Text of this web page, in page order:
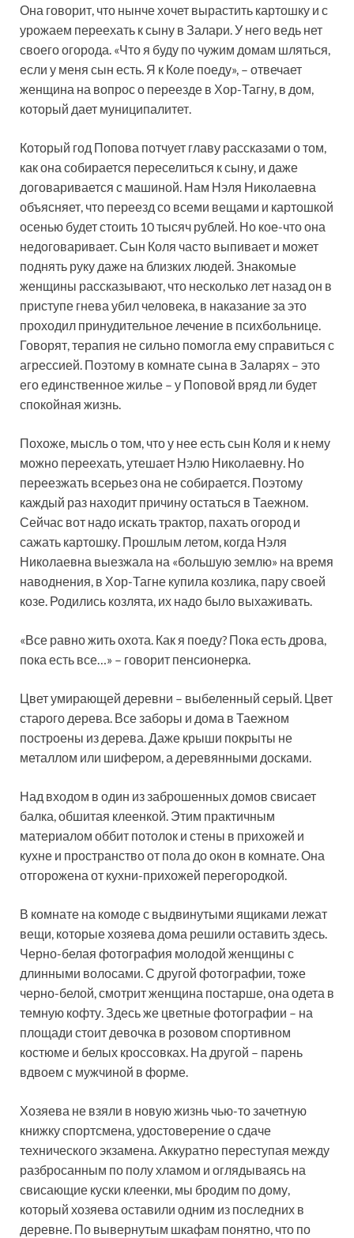
Она говорит, что нынче хочет вырастить картошку и с
урожаем переехать к сыну в Залари. У него ведь нет
своего огорода. «Что я буду по чужим домам шляться,
если у меня сын есть. Я к Коле поеду», – отвечает
женщина на вопрос о переезде в Хор-Тагну, в дом,
который дает муниципалитет.
Который год Попова потчует главу рассказами о том,
как она собирается переселиться к сыну, и даже
договаривается с машиной. Нам Нэля Николаевна
объясняет, что переезд со всеми вещами и картошкой
осенью будет стоить 10 тысяч рублей. Но кое-что она
недоговаривает. Сын Коля часто выпивает и может
поднять руку даже на близких людей. Знакомые
женщины рассказывают, что несколько лет назад он в
приступе гнева убил человека, в наказание за это
проходил принудительное лечение в психбольнице.
Говорят, терапия не сильно помогла ему справиться с
агрессией. Поэтому в комнате сына в Заларях – это
его единственное жилье – у Поповой вряд ли будет
спокойная жизнь.
Похоже, мысль о том, что у нее есть сын Коля и к нему
можно переехать, утешает Нэлю Николаевну. Но
переезжать всерьез она не собирается. Поэтому
каждый раз находит причину остаться в Таежном.
Сейчас вот надо искать трактор, пахать огород и
сажать картошку. Прошлым летом, когда Нэля
Николаевна выезжала на «большую землю» на время
наводнения, в Хор-Тагне купила козлика, пару своей
козе. Родились козлята, их надо было выхаживать.
«Все равно жить охота. Как я поеду? Пока есть дрова,
пока есть все…» – говорит пенсионерка.
Цвет умирающей деревни – выбеленный серый. Цвет
старого дерева. Все заборы и дома в Таежном
построены из дерева. Даже крыши покрыты не
металлом или шифером, а деревянными досками.
Над входом в один из заброшенных домов свисает
балка, обшитая клеенкой. Этим практичным
материалом оббит потолок и стены в прихожей и
кухне и пространство от пола до окон в комнате. Она
отгорожена от кухни-прихожей перегородкой.
В комнате на комоде с выдвинутыми ящиками лежат
вещи, которые хозяева дома решили оставить здесь.
Черно-белая фотография молодой женщины с
длинными волосами. С другой фотографии, тоже
черно-белой, смотрит женщина постарше, она одета в
темную кофту. Здесь же цветные фотографии – на
площади стоит девочка в розовом спортивном
костюме и белых кроссовках. На другой – парень
вдвоем с мужчиной в форме.
Хозяева не взяли в новую жизнь чью-то зачетную
книжку спортсмена, удостоверение о сдаче
технического экзамена. Аккуратно переступая между
разбросанным по полу хламом и оглядываясь на
свисающие куски клеенки, мы бродим по дому,
который хозяева оставили одним из последних в
деревне. По вывернутым шкафам понятно, что по